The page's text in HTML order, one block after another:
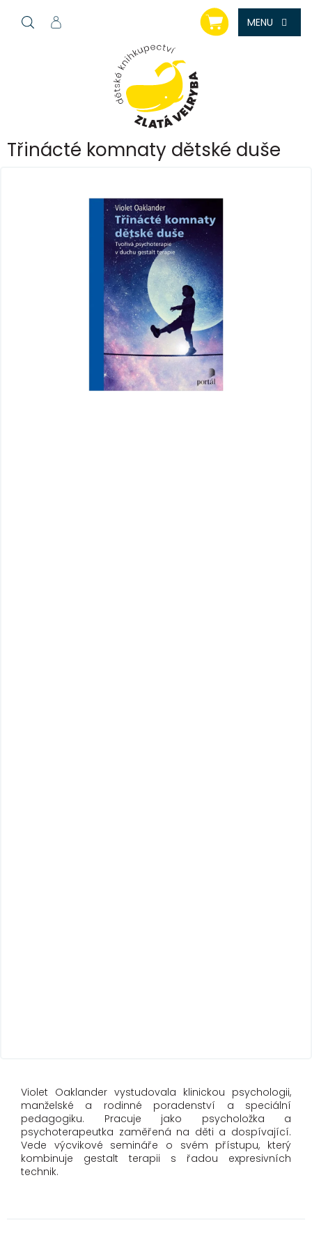
NÁKUPNÍ
KOŠÍK
Třinácté komnaty dětské duše
Violet Oaklander vystudovala klinickou psychologii,
manželské a rodinné poradenství a speciální
pedagogiku. Pracuje jako psycholožka a
psychoterapeutka zaměřená na děti a dospívající.
Vede výcvikové semináře o svém přístupu, který
kombinuje gestalt terapii s řadou expresivních
technik.